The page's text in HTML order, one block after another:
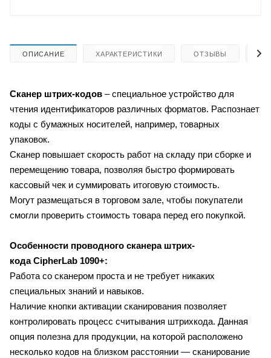
ОПИСАНИЕ ХАРАКТЕРИСТИКИ ОТЗЫВЫ
Сканер штрих-кодов – специальное устройство для
чтения идентификаторов различных форматов. Распознает
коды с бумажных носителей, например, товарных
упаковок.
Сканер повышает скорость работ на складу при сборке и
перемещению товара, позволяя быстро формировать
кассовый чек и суммировать итоговую стоимость.
Могут размещаться в торговом зале, чтобы покупатели
смогли проверить стоимость товара перед его покупкой.
Особенности проводного сканера штрих-
кода CipherLab 1090+:
Работа со сканером проста и не требует никаких
специальных знаний и навыков.
Наличие кнопки активации сканирования позволяет
контролировать процесс считывания штрихкода. Данная
опция полезна для продукции, на которой расположено
несколько кодов на близком расстоянии — сканирование